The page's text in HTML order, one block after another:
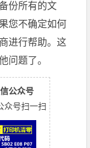
份所有的文
您不确定如何
进行帮助。这
问题了。
公众号
众号扫一扫